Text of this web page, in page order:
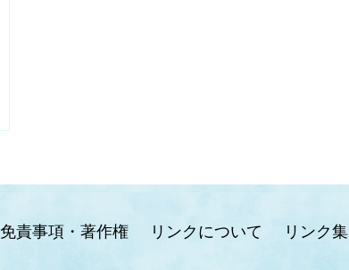
免責事項・著作権 リンクについて リンク集